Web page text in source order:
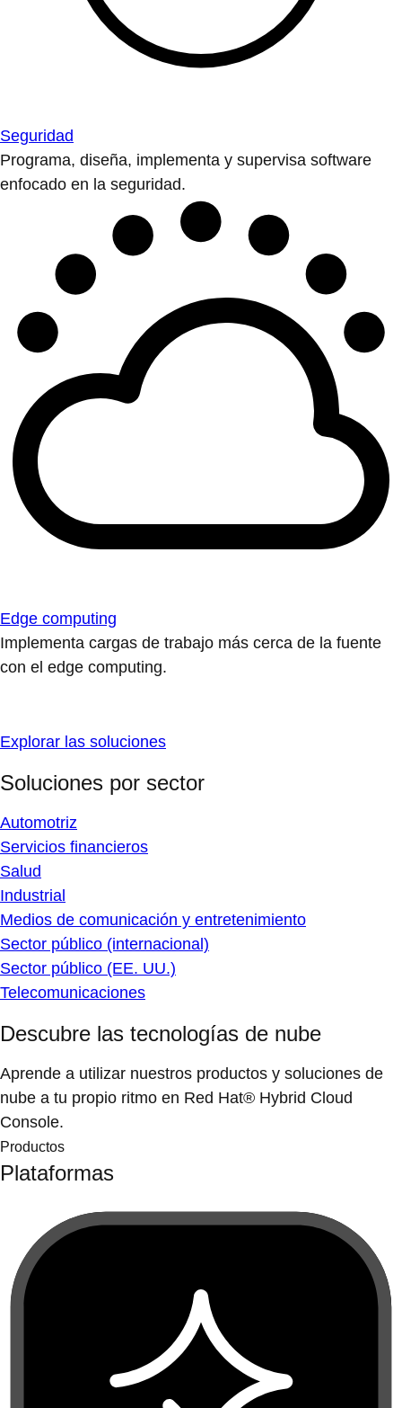
Seguridad
Programa, diseña, implementa y supervisa software
enfocado en la seguridad.
Edge computing
Implementa cargas de trabajo más cerca de la fuente
con el edge computing.
Explorar las soluciones
Soluciones por sector
Automotriz
Servicios financieros
Salud
Industrial
Medios de comunicación y entretenimiento
Sector público (internacional)
Sector público (EE. UU.)
Telecomunicaciones
Descubre las tecnologías de nube
Aprende a utilizar nuestros productos y soluciones de
nube a tu propio ritmo en Red Hat® Hybrid Cloud
Console.
Productos
Plataformas